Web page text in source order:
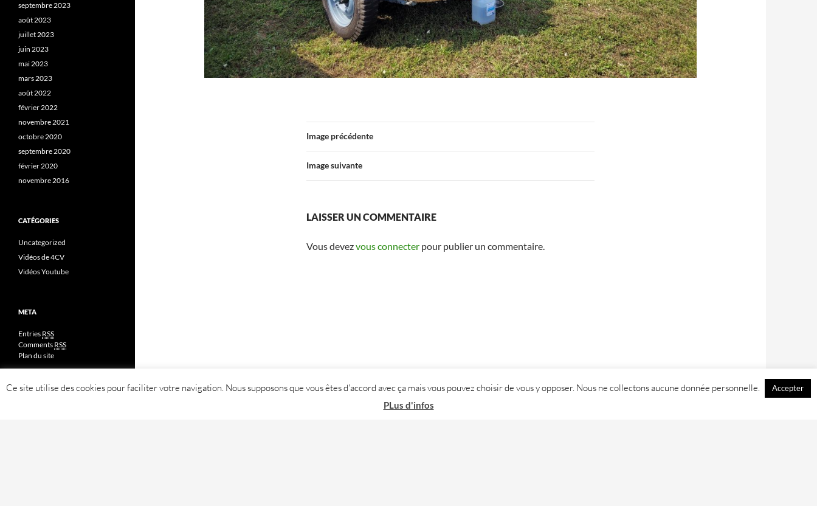
Image précédente
Image suivante
LAISSER UN COMMENTAIRE
Vous devezvous connecter pour publier un commentaire.
septembre 2023
août 2023
juillet 2023
juin 2023
mai 2023
mars 2023
août 2022
février 2022
novembre 2021
octobre 2020
septembre 2020
février 2020
novembre 2016
CATÉGORIES
Uncategorized
Vidéos de 4CV
Vidéos Youtube
META
Entries RSS
Comments RSS
Plan du site
Ce site utilise des cookies pour faciliter votre navigation. Nous supposons que vous êtes d'accord avec ça mais vous pouvez choisir de vous y opposer. Nous ne collectons aucune donnée personnelle. Accepter
PLus d'infos